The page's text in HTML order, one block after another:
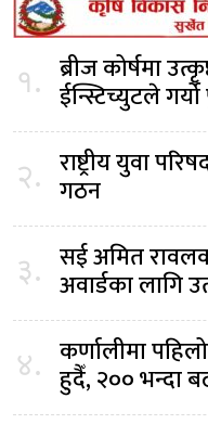
१. ब्रीज कोर्षमा
ईन्स्टिच्युटले
२. राष्ट्रीय युवा
गठन
३. सई अमित
अवार्डका लागि
४. कर्णालीमा
हुदैँ, २०० भन्दा